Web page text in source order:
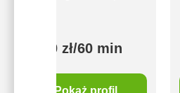
70 zł/60 min
Pokaż profil